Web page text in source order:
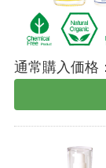
通常購入価格：